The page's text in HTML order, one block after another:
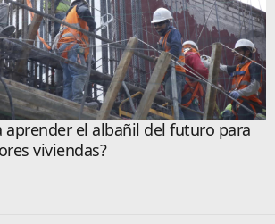
aprender el albañil del futuro para
viviendas?